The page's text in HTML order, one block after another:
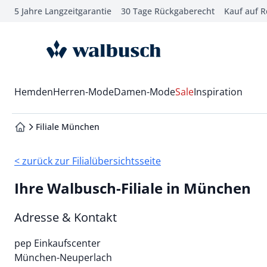
springen
springen
springen
5 Jahre Langzeitgarantie 30 Tage Rückgaberecht Kauf auf
zur Startseite
Wechsel in das Menü mit Pfeil-Runter Taste
HemdenHerren-ModeDamen-ModeSaleInspiration
zur Startseite
Filiale München
< zurück zur Filialübersichtsseite
Ihre Walbusch-Filiale in München
Adresse & Kontakt
pep Einkaufscenter
München-Neuperlach